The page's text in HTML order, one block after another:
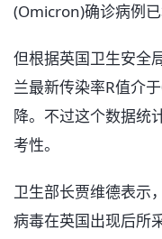
(Omicron)确诊病例
但根据英国卫生安全
兰最新传染率R值介
降。不过这个数据统
考性。
卫生部长贾维德表示
病毒在英国出现后所